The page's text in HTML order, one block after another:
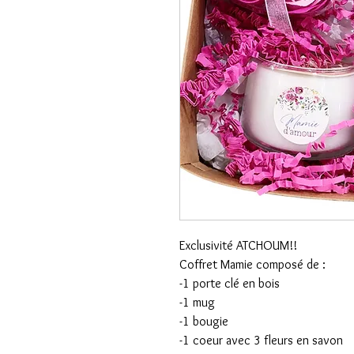
Exclusivité ATCHOUM!!
Coffret Mamie composé de :
-1 porte clé en bois
-1 mug
-1 bougie
-1 coeur avec 3 fleurs en savon